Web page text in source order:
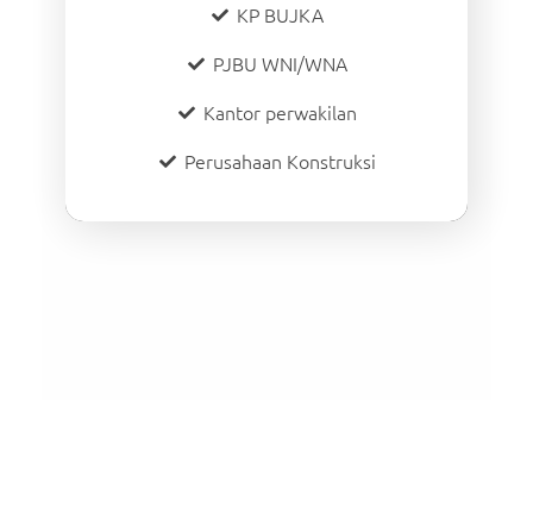
KP BUJKA
PJBU WNI/WNA
Kantor perwakilan
Perusahaan Konstruksi